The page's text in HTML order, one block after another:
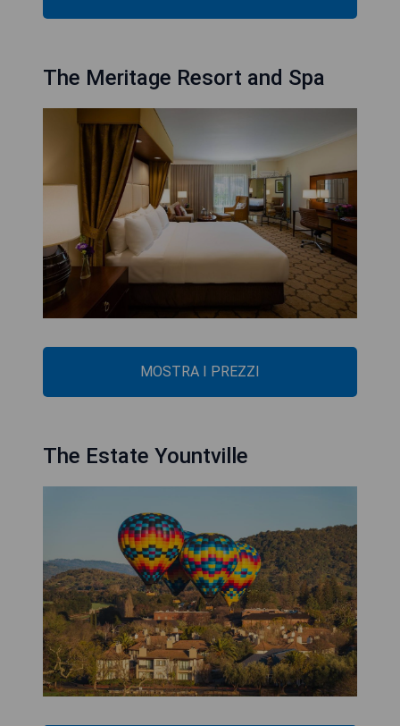
The Meritage Resort and Spa
MOSTRA I PREZZI
The Estate Yountville